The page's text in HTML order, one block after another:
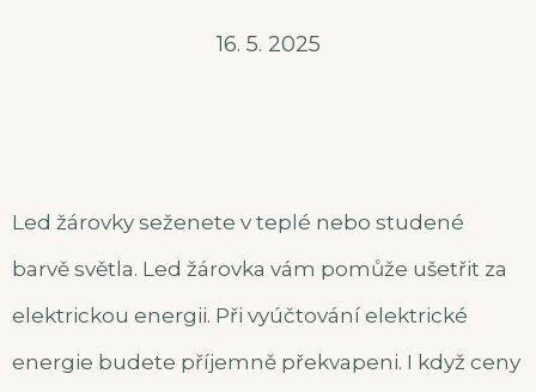
16. 5. 2025
Led žárovky seženete v teplé nebo studené
barvě světla. Led žárovka vám pomůže ušetřit za
elektrickou energii. Při vyúčtování elektrické
energie budete příjemně překvapeni. I když ceny